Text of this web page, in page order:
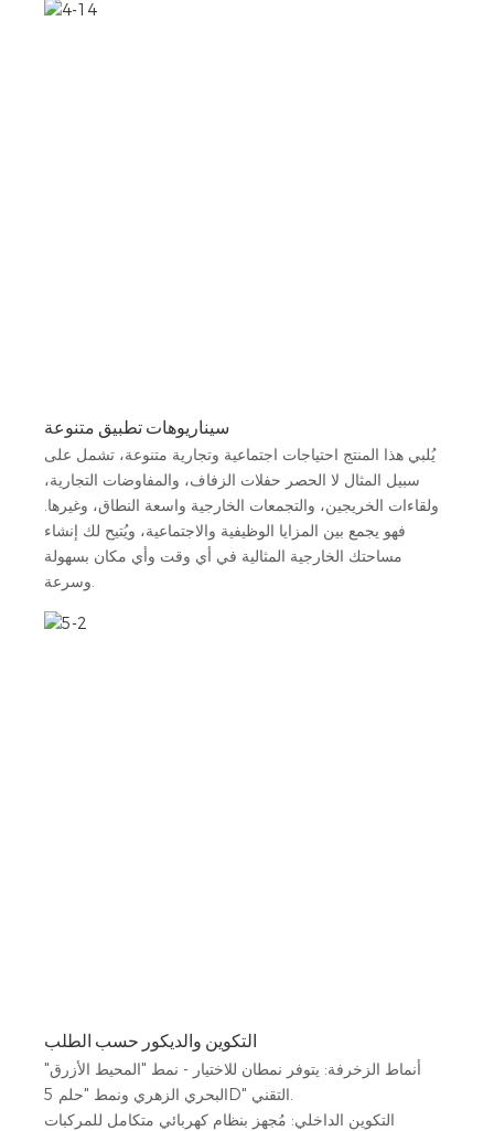
سيناريوهات تطبيق متنوعة
يُلبي هذا المنتج احتياجات اجتماعية وتجارية متنوعة، تشمل على
سبيل المثال لا الحصر حفلات الزفاف، والمفاوضات التجارية،
ولقاءات الخريجين، والتجمعات الخارجية واسعة النطاق، وغيرها.
فهو يجمع بين المزايا الوظيفية والاجتماعية، ويُتيح لك إنشاء
مساحتك الخارجية المثالية في أي وقت وأي مكان بسهولة
وسرعة.
التكوين والديكور حسب الطلب
أنماط الزخرفة: يتوفر نمطان للاختيار - نمط "المحيط الأزرق"
البحري الزهري ونمط "حلم 5D" التقني.
التكوين الداخلي: مُجهز بنظام كهربائي متكامل للمركبات